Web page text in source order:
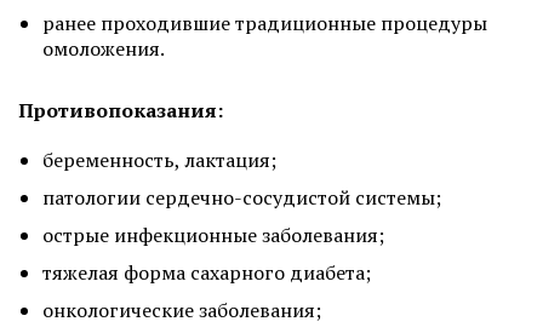
ранее проходившие традиционные процедуры
омоложения.
Противопоказания:
беременность, лактация;
патологии сердечно-сосудистой системы;
острые инфекционные заболевания;
тяжелая форма сахарного диабета;
онкологические заболевания;